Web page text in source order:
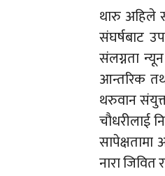
थारु अहिले
संघर्षबाट
संलग्नता
आन्तरिक
थरुवान
चौधरीलाई
नारा